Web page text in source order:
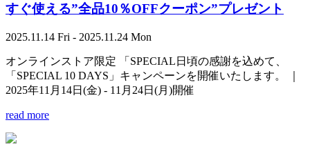
すぐ使える”全品10％OFFクーポン”プレゼント
2025.11.14 Fri - 2025.11.24 Mon
オンラインストア限定 「SPECIAL日頃の感謝を込めて、
「SPECIAL 10 DAYS」キャンペーンを開催いたします。 ｜
2025年11月14日(金) - 11月24日(月)開催
read more